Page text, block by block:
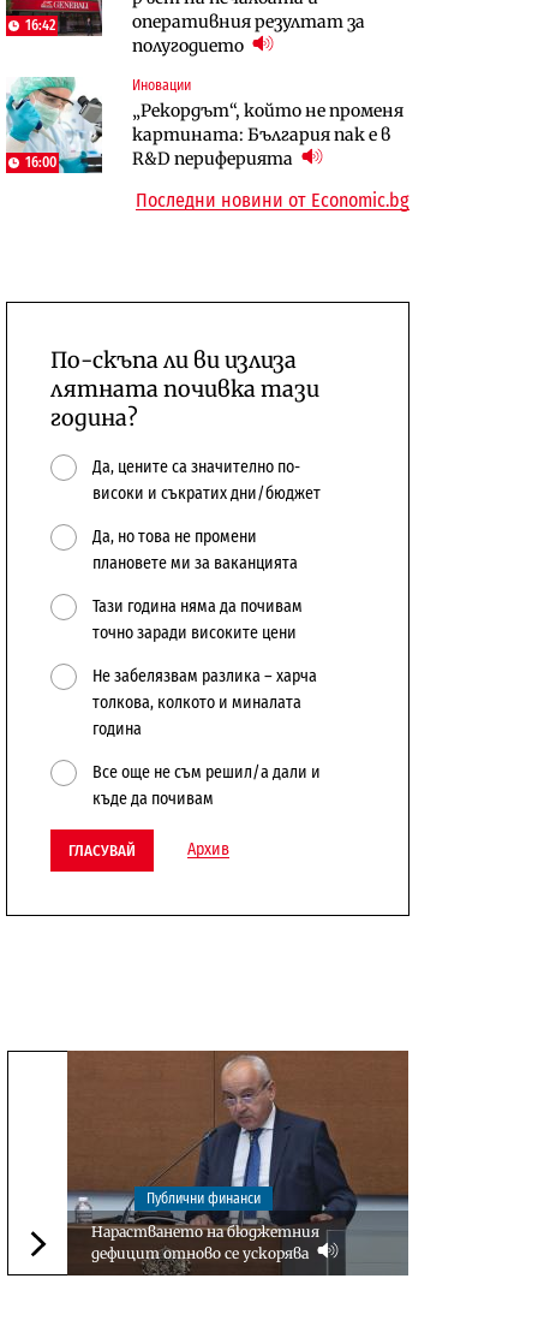
16:42
оперативния резултат за
полугодието
16:00
Иновации
„Рекордът“, който не променя
картината: България пак е в
R&D периферията
център в Доброславци
Трафикът толкова е намалял,
че големи медии обмислят да се
откажат напълно от Google
10:12
„Ендуросат“ ще строи огромен
космически и отбранителен
център в Доброславци
Последни новини от Economic.bg
По-скъпа ли ви излиза
лятната почивка тази
година?
Да, цените са значително по-
високи и съкратих дни/бюджет
Да, но това не промени
плановете ми за ваканцията
Тази година няма да почивам
точно заради високите цени
Не забелязвам разлика – харча
толкова, колкото и миналата
година
Все още не съм решил/а дали и
къде да почивам
ГЛАСУВАЙ Архив
Следваща новина
Публични финанси
Нарастването на бюджетния
дефицит отново се ускорява